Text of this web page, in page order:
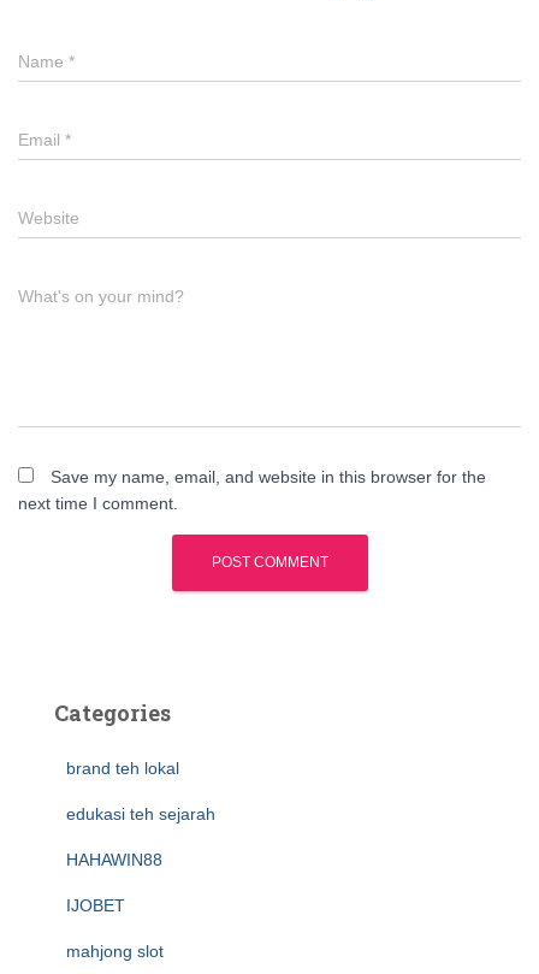
Name *
Email *
Website
What's on your mind?
Save my name, email, and website in this browser for the
next time I comment.
Categories
brand teh lokal
edukasi teh sejarah
HAHAWIN88
IJOBET
mahjong slot